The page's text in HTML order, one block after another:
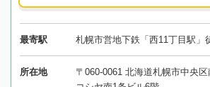
最寄駅 札幌市営地下鉄「西11丁目駅」
所在地
〒060-0061 北海道札幌市中央